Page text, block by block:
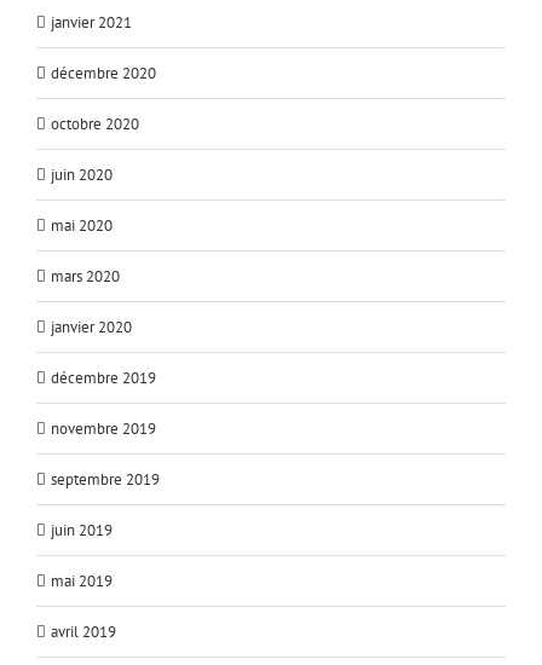
janvier 2021
décembre 2020
octobre 2020
juin 2020
mai 2020
mars 2020
janvier 2020
décembre 2019
novembre 2019
septembre 2019
juin 2019
mai 2019
avril 2019